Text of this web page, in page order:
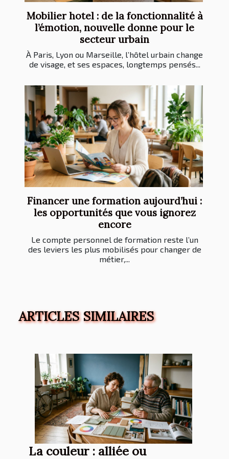
Mobilier hotel : de la fonctionnalité à
l’émotion, nouvelle donne pour le
secteur urbain
À Paris, Lyon ou Marseille, l’hôtel urbain change
de visage, et ses espaces, longtemps pensés...
Financer une formation aujourd’hui :
les opportunités que vous ignorez
encore
Le compte personnel de formation reste l’un
des leviers les plus mobilisés pour changer de
métier,...
ARTICLES SIMILAIRES
La couleur : alliée ou